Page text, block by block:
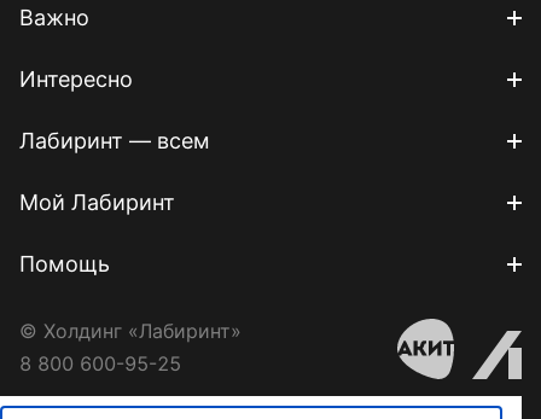
Важно
Интересно
Лабиринт — всем
Мой Лабиринт
Помощь
© Холдинг «Лабиринт»
8 800 600-95-25